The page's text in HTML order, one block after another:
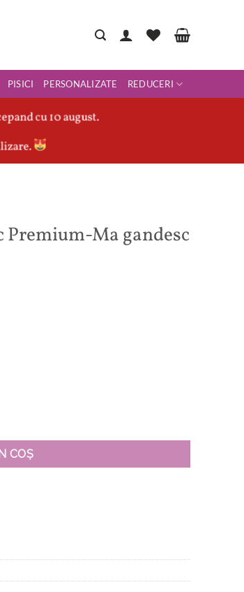
PISICI PERSONALIZATE REDUCERI
cu 10 august.
Ma gandesc
COȘ